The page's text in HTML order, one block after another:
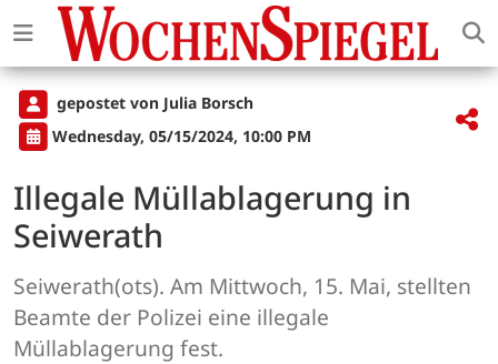
gepostet von Julia Borsch
Wednesday, 05/15/2024, 10:00 PM
Illegale Müllablagerung in
Seiwerath
Seiwerath(ots). Am Mittwoch, 15. Mai, stellten
Beamte der Polizei eine illegale
Müllablagerung fest.